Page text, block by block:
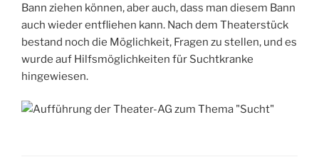
Bann ziehen können, aber auch, dass man diesem Bann
auch wieder entfliehen kann. Nach dem Theaterstück
bestand noch die Möglichkeit, Fragen zu stellen, und es
wurde auf Hilfsmöglichkeiten für Suchtkranke
hingewiesen.